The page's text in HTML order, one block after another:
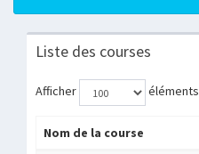
Liste des courses
Afficher éléments
Nom de la course